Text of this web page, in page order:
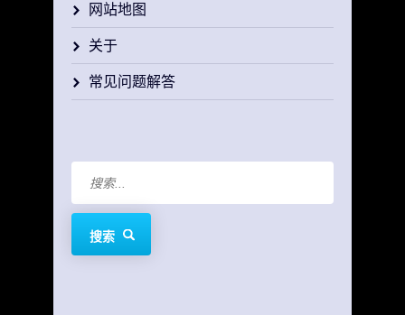
网站地图
关于
常见问题解答
搜索